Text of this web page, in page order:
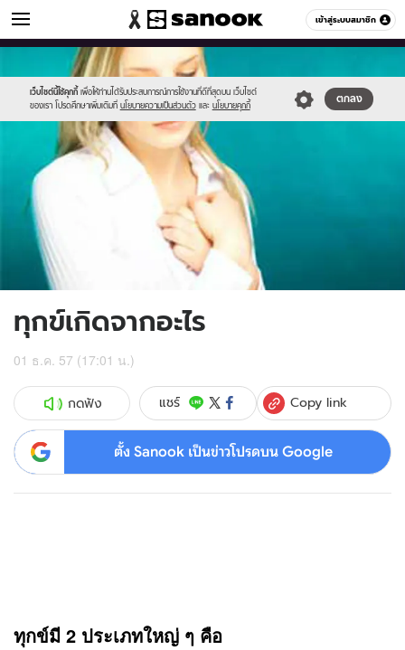
เข้าสู่ระบบสมาชิก
ดูดวง หมวดอื่นๆ
เว็บไซต์นี้ใช้คุกกี้ เพื่อให้ท่านได้รับประสบการณ์การใช้งานที่ดีที่สุดบน เว็บไซต์
ของเรา โปรดศึกษาเพิ่มเติมที่ นโยบายความเป็นส่วนตัว และ นโยบายคุกกี้
ตกลง
//s.isanook.com/sr/0/images/logo-
new-
sanook.png
//s.isanook.com/ho/0/ud/8/42009/m-
01.jpg
ทุกข์เกิดจากอะไร
01 ธ.ค. 57 (17:01 น.)
กดฟัง แชร์ Copy link
ตั้ง Sanook เป็นข่าวโปรดบน Google
ทุกข์มี 2 ประเภทใหญ่ ๆ คือ